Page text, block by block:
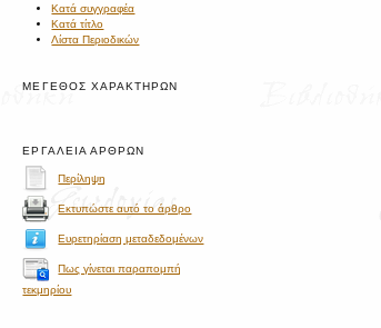
Κατά συγγραφέα
Κατά τίτλο
Λίστα Περιοδικών
ΜΈΓΕΘΟΣ ΧΑΡΑΚΤΉΡΩΝ
ΕΡΓΑΛΕΊΑ ΆΡΘΡΩΝ
Περίληψη
Εκτυπώστε αυτό το άρθρο
Ευρετηρίαση μεταδεδομένων
Πως γίνεται παραπομπή
τεκμηρίου